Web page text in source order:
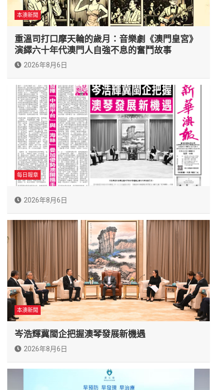
本澳新聞
重溫司打口摩天輪的歲月：音樂劇《澳門皇宮》
演繹六十年代澳門人自強不息的奮鬥故事
2026年8月6日
每日報章
2026年8月6日
本澳新聞
岑浩輝冀閩企把握澳琴發展新機遇
2026年8月6日